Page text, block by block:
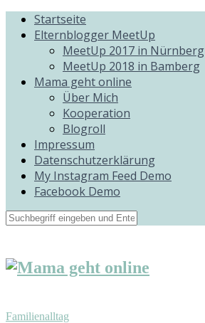
Startseite
Elternblogger MeetUp
MeetUp 2017 in Nürnberg
MeetUp 2018 in Bamberg
Mama geht online
Über Mich
Kooperation
Blogroll
Impressum
Datenschutzerklärung
My Instagram Feed Demo
Facebook Demo
Familienalltag